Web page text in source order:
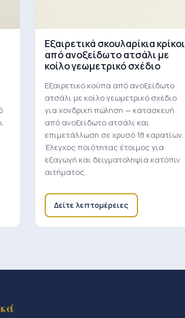
Εξαιρετικά σκουλαρίκια κρίκοι
από ανοξείδωτο ατσάλι με
κοίλο γεωμετρικό σχέδιο
Εξαιρετικό κούπα από ανοξείδωτο
ατσάλι με κοίλο γεωμετρικό σχέδιο
για χονδρική πώληση — κατασκευή
από ανοξείδωτο ατσάλι και
επιμετάλλωση σε χρυσό 18 καρατίων.
Έλεγχος ποιότητας έτοιμος για
εξαγωγή και δειγματοληψία κατόπιν
αιτήματος.
Δείτε λεπτομέρειες